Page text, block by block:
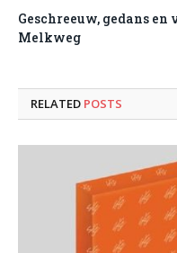
Geschreeuw, gedans
Melkweg
RELATED POSTS